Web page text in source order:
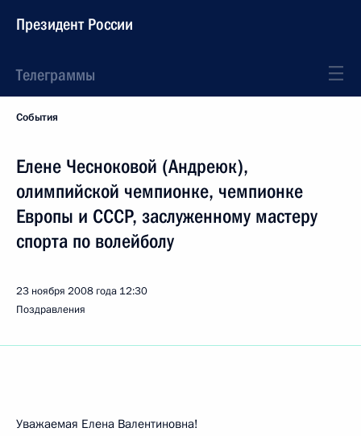
Президент России
Телеграммы
События
Елене Чесноковой (Андреюк),
олимпийской чемпионке, чемпионке
Европы и СССР, заслуженному мастеру
спорта по волейболу
23 ноября 2008 года 12:30
Поздравления
Уважаемая Елена Валентиновна!